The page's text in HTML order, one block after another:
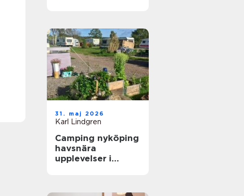
31. maj 2026
Karl Lindgren
Camping nyköping
havsnära
upplevelser i